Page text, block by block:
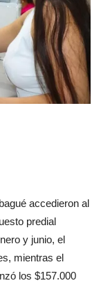
accedieron al
predial
y junio, el
mientras el
los $157.000